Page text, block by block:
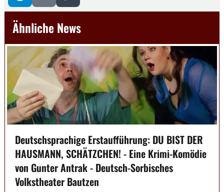
Ähnliche News
Deutschsprachige Erstaufführung: DU BIST DER
HAUSMANN, SCHÄTZCHEN! - Eine Krimi-Komödie
von Gunter Antrak - Deutsch-Sorbisches
Volkstheater Bautzen